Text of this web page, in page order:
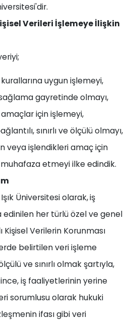
Verileri İşlemeye İlişkin
uygun işlemeyi,
gayretinde olmayı,
için işlemeyi,
sınırlı ve ölçülü olmayı,
veya işlendikleri amaç için
etmeyi ilke edindik.
Üniversitesi olarak,iş
edinilen her türlü özel ve genel
Kişisel Verilerin Korunması
belirtilen veri işleme
ve sınırlı olmak şartıyla,
iş faaliyetlerinin yerine
sorumlusu olarak hukuki
ifası gibi veri